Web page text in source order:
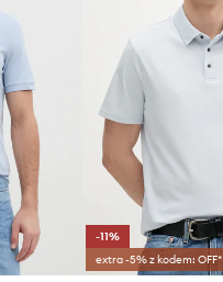
-11%
extra -5% z kodem: OFF*